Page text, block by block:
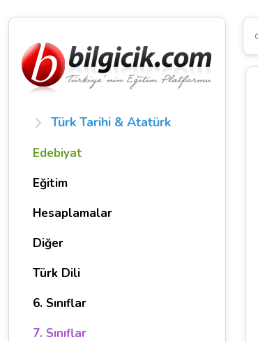
Türk Tarihi & Atatürk
Edebiyat
Eğitim
Hesaplamalar
Diğer
Türk Dili
6. Sınıflar
7. Sınıflar